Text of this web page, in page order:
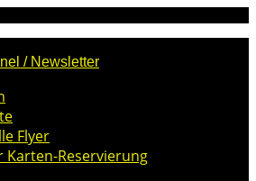
/ Newsletter
Flyer
Karten-Reservierung